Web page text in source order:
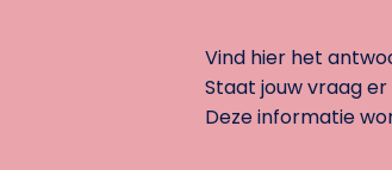
Vind hier het
Staat jouw vraag
Deze informatie